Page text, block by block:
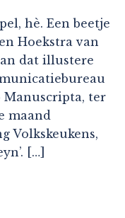
hè. Een beetje
Hoekstra van
dat illustere
ter
maand
Volkskeukens,
[…]